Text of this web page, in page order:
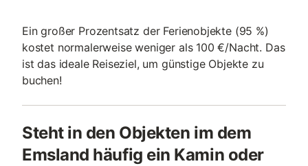
Ein großer Prozentsatz der Ferienobjekte (95 %)
kostet normalerweise weniger als 100 €/Nacht. Das
ist das ideale Reiseziel, um günstige Objekte zu
buchen!
Steht in den Objekten im dem
Emsland häufig ein Kamin oder